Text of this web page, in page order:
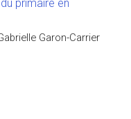
primaire en
Garon-Carrier